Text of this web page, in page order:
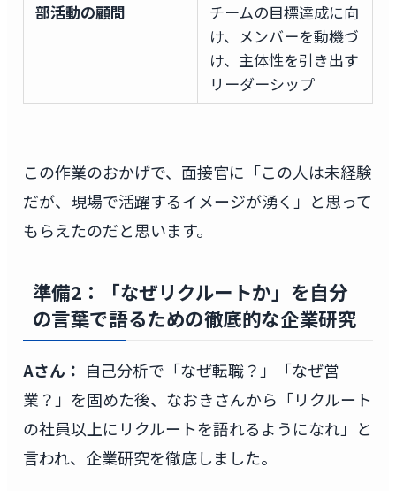
部活動の顧問
チームの目標達成に向
け、メンバーを動機づ
け、主体性を引き出す
リーダーシップ
この作業のおかげで、面接官に「この人は未経験
だが、現場で活躍するイメージが湧く」と思って
もらえたのだと思います。
準備2：「なぜリクルートか」を自分
の言葉で語るための徹底的な企業研究
Aさん： 自己分析で「なぜ転職？」「なぜ営
業？」を固めた後、なおきさんから「リクルート
の社員以上にリクルートを語れるようになれ」と
言われ、企業研究を徹底しました。